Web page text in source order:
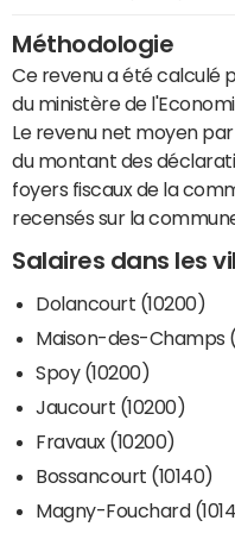
Méthodologie
Ce revenu a été calculé
du ministère de
Le revenu net moyen
du montant des
foyers fiscaux de la
recensés sur la
Salaires dans les
Dolancourt (10200)
Maison-des-Champs
Spoy (10200)
Jaucourt (10200)
Fravaux (10200)
Bossancourt (10140)
Magny-Fouchard